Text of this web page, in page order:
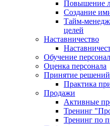
Повышение
Создание
Тайм-
целей
Наставничество
Обучение
Оценка персонала
Принятие решений
Практика
Продажи
Активные
Тренинг
Тренинг по